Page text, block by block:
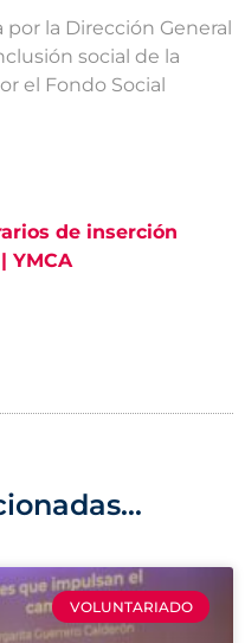
la Dirección General
social de la
el Fondo Social
de inserción
YMCA
VOLUNTARIADO